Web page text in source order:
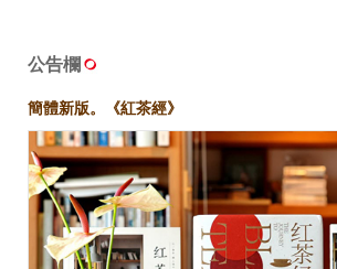
公告欄
簡體新版。《紅茶經》